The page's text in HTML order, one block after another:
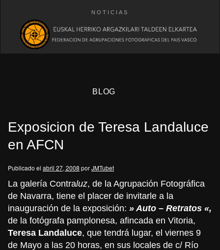
NOTICIAS
BLOG
Exposicion de Teresa Landaluce
en AFCN
Publicado el abril 27, 2008 porJMTubet
La galería Contraluz, de la Agrupación Fotográfica
de Navarra, tiene el placer de invitarle a la
inauguración de la exposición: » Auto – Retratos «,
de la fotógrafa pamplonesa, afincada en Vitoria,
Teresa Landaluce, que tendrá lugar, el viernes 9
de Mayo a las 20 horas, en sus locales de c/ Río